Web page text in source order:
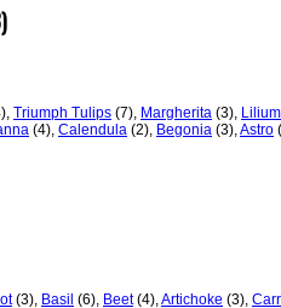
, Triumph Tulips (7), Margherita (3), Lilium
(4), Calendula (2), Begonia (3),Astro
(3) Basil (6) Beet (4) Artichoke (3)